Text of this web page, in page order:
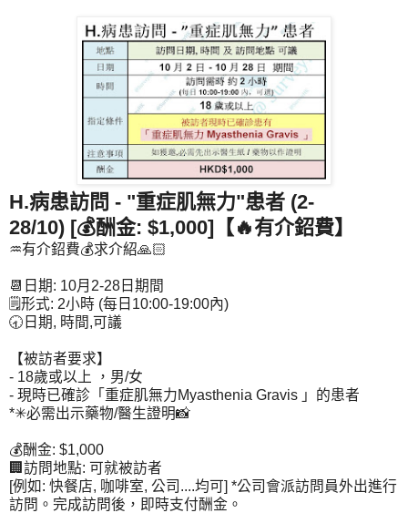
H.病患訪問 - "重症肌無力"患者 (2-
28/10) [💰酬金: $1,000]【🔥有介鉊費】
♒有介鉊費💰求介紹🙏🏻
📆日期: 10月2-28日期間
🗒形式: 2小時 (每日10:00-19:00內)
🕣日期, 時間,可議
【被訪者要求】
- 18歲或以上 ，男/女
- 現時已確診「重症肌無力Myasthenia Gravis 」的患者
*✳必需出示藥物/醫生證明📸
💰酬金: $1,000
🏢訪問地點: 可就被訪者
[例如: 快餐店, 咖啡室, 公司....均可] *公司會派訪問員外出進行
訪問。完成訪問後，即時支付酬金。